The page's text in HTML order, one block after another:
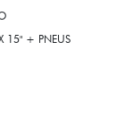
15" + PNEUS